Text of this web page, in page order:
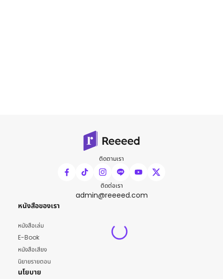
ติดตามเรา
ติดต่อเรา
admin@reeeed.com
หนังสือของเรา
หนังสือเล่ม
E-Book
หนังสือเสียง
นิยายรายตอน
นโยบาย